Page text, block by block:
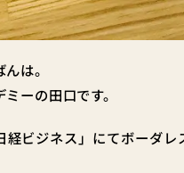
は。
ーの田口です。
経ビジネス」にてボーダ